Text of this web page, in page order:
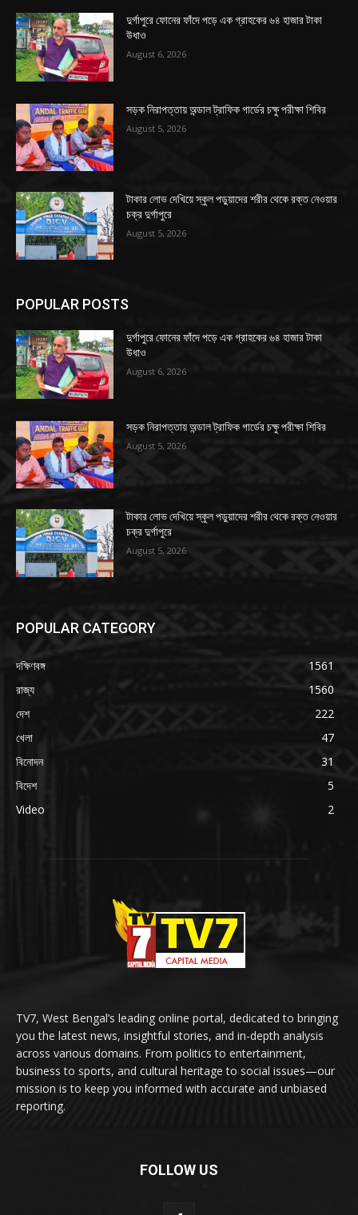
দুর্গাপুরে ফোনের ফাঁদে পড়ে এক গ্রাহকের ৬৪ হাজার টাকা
উধাও
August 6, 2026
সড়ক নিরাপত্তায় অন্ডাল ট্রাফিক গার্ডের চক্ষু পরীক্ষা শিবির
August 5, 2026
টাকার লোভ দেখিয়ে স্কুল পড়ুয়াদের শরীর থেকে রক্ত নেওয়ার
চক্র দুর্গাপুরে
August 5, 2026
POPULAR POSTS
দুর্গাপুরে ফোনের ফাঁদে পড়ে এক গ্রাহকের ৬৪ হাজার টাকা
উধাও
August 6, 2026
সড়ক নিরাপত্তায় অন্ডাল ট্রাফিক গার্ডের চক্ষু পরীক্ষা শিবির
August 5, 2026
টাকার লোভ দেখিয়ে স্কুল পড়ুয়াদের শরীর থেকে রক্ত নেওয়ার
চক্র দুর্গাপুরে
August 5, 2026
POPULAR CATEGORY
দক্ষিণবঙ্গ
1561
রাজ্য
1560
দেশ
222
খেলা
47
বিনোদন
31
বিদেশ
5
Video
2
TV7, West Bengal’s leading online portal, dedicated to bringing
you the latest news, insightful stories, and in-depth analysis
across various domains. From politics to entertainment,
business to sports, and cultural heritage to social issues—our
mission is to keep you informed with accurate and unbiased
reporting.
FOLLOW US